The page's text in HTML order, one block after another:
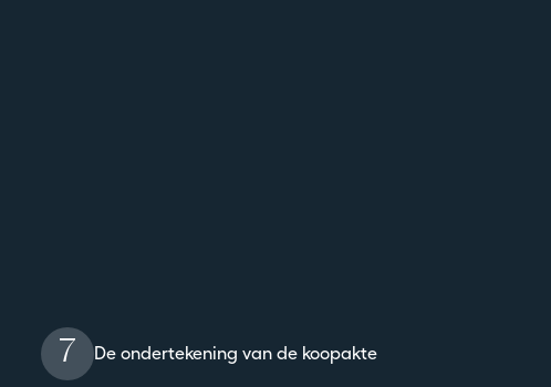
7 De ondertekening van de koopakte